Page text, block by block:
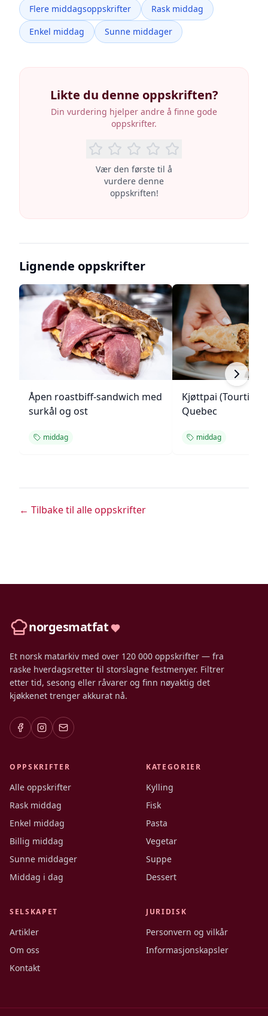
Flere middagsoppskrifter
Rask middag
Enkel middag
Sunne middager
Likte du denne oppskriften?
Din vurdering hjelper andre å finne gode
oppskrifter.
Vær den første til å
vurdere denne
oppskriften!
Lignende oppskrifter
Åpen roastbiff-sandwich med
surkål og ost
middag
Kjøttpai
Quebec
middag
← Tilbake til alle oppskrifter
norgesmatfat
Et norsk matarkiv med over 120 000 oppskrifter — fra
raske hverdagsretter til storslagne festmenyer. Filtrer
etter tid, sesong eller råvarer og finn nøyaktig det
kjøkkenet trenger akkurat nå.
OPPSKRIFTER
Alle oppskrifter
Rask middag
Enkel middag
Billig middag
Sunne middager
Middag i dag
KATEGORIER
Kylling
Fisk
Pasta
Vegetar
Suppe
Dessert
SELSKAPET
Artikler
Om oss
Kontakt
JURIDISK
Personvern og vilkår
Informasjonskapsler